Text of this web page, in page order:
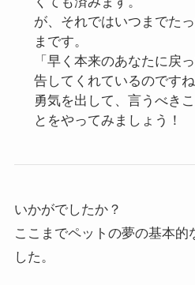
が、それではいつまでた
まです。
「早く本来のあなたに戻
告してくれているのですね
勇気を出して、言うべき
とをやってみましょう！
いかがでしたか？
ここまでペットの夢の基本的
した。